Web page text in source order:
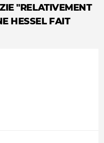
"RELATIVEMENT
HESSEL FAIT